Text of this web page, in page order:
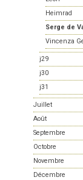
Heimrad
Serge de
Vincenza
j29
j30
j31
Juillet
Août
Septembre
Octobre
Novembre
Décembre